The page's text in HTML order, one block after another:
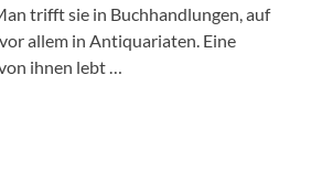
trifft sie in Buchhandlungen, auf
allem in Antiquariaten. Eine
ihnen lebt …